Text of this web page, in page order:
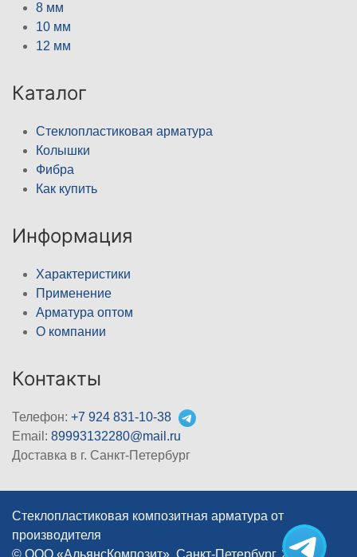
8 мм
10 мм
12 мм
Каталог
Стеклопластиковая арматура
Колышки
Фибра
Как купить
Информация
Характеристики
Применение
Арматура оптом
О компании
Контакты
Телефон: +7 924 831-10-38
Email: 89993132280@mail.ru
Доставка в г. Санкт-Петербург
Стеклопластиковая композитная арматура от
производителя